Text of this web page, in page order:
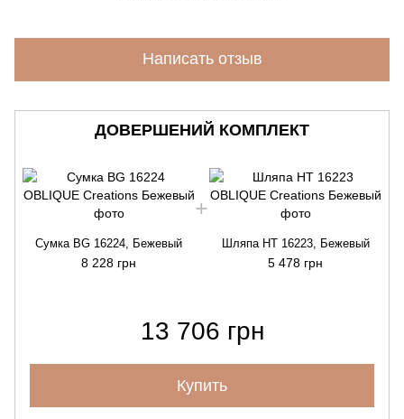
Написать отзыв
ДОВЕРШЕНИЙ КОМПЛЕКТ
Сумка BG 16224, Бежевый
8 228 грн
Шляпа HT 16223, Бежевый
5 478 грн
13 706 грн
Купить